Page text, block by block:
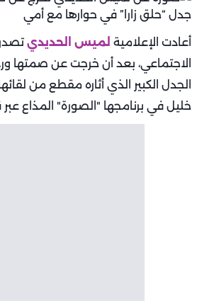
أعادت الإعلامية لميس الحديدي
الاجتماعي، بعد أن خرجت عن صمتها
الجدل الكبير الذي أثاره مقطع من
خليل في برنامجها "الصورة" المذاع عبر